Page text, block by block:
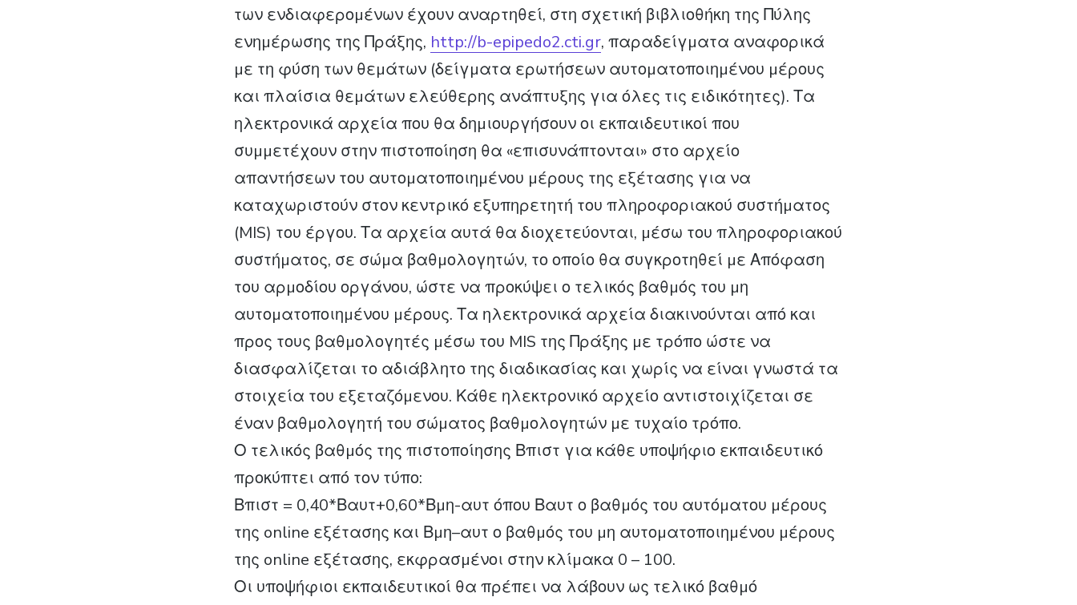
των ενδιαφεροµένων έχουν αναρτηθεί, στη σχετική βιβλιοθήκη της Πύλης
ενηµέρωσης της Πράξης, http://b-epipedo2.cti.gr, παραδείγµατα αναφορικά
µε τη φύση των θεµάτων (δείγµατα ερωτήσεων αυτοµατοποιηµένου µέρους
και πλαίσια θεµάτων ελεύθερης ανάπτυξης για όλες τις ειδικότητες). Τα
ηλεκτρονικά αρχεία που θα δηµιουργήσουν οι εκπαιδευτικοί που
συµµετέχουν στην πιστοποίηση θα «επισυνάπτονται» στο αρχείο
απαντήσεων του αυτοµατοποιηµένου µέρους της εξέτασης για να
καταχωριστούν στον κεντρικό εξυπηρετητή του πληροφοριακού συστήµατος
(MIS) του έργου. Τα αρχεία αυτά θα διοχετεύονται, µέσω του πληροφοριακού
συστήµατος, σε σώµα βαθµολογητών, το οποίο θα συγκροτηθεί µε Απόφαση
του αρµοδίου οργάνου, ώστε να προκύψει ο τελικός βαθµός του µη
αυτοµατοποιηµένου µέρους. Τα ηλεκτρονικά αρχεία διακινούνται από και
προς τους βαθµολογητές µέσω του MIS της Πράξης µε τρόπο ώστε να
διασφαλίζεται το αδιάβλητο της διαδικασίας και χωρίς να είναι γνωστά τα
στοιχεία του εξεταζόµενου. Κάθε ηλεκτρονικό αρχείο αντιστοιχίζεται σε
έναν βαθµολογητή του σώµατος βαθµολογητών µε τυχαίο τρόπο.
Ο τελικός βαθµός της πιστοποίησης Βπιστ για κάθε υποψήφιο εκπαιδευτικό
προκύπτει από τον τύπο:
Βπιστ = 0,40*Βαυτ+0,60*Βµη-αυτ όπου Βαυτ ο βαθµός του αυτόµατου µέρους
της online εξέτασης και Βµη–αυτ ο βαθµός του µη αυτοµατοποιηµένου µέρους
της online εξέτασης, εκφρασµένοι στην κλίµακα 0 – 100.
Οι υποψήφιοι εκπαιδευτικοί θα πρέπει να λάβουν ως τελικό βαθµό